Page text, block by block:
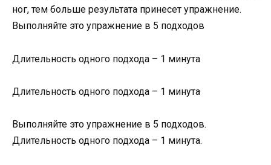
ног, тем больше результата принесет упражнение.
Выполняйте это упражнение в 5 подходов
Длительность одного подхода – 1 минута
Длительность одного подхода – 1 минута
Выполняйте это упражнение в 5 подходов.
Длительность одного подхода – 1 минута.